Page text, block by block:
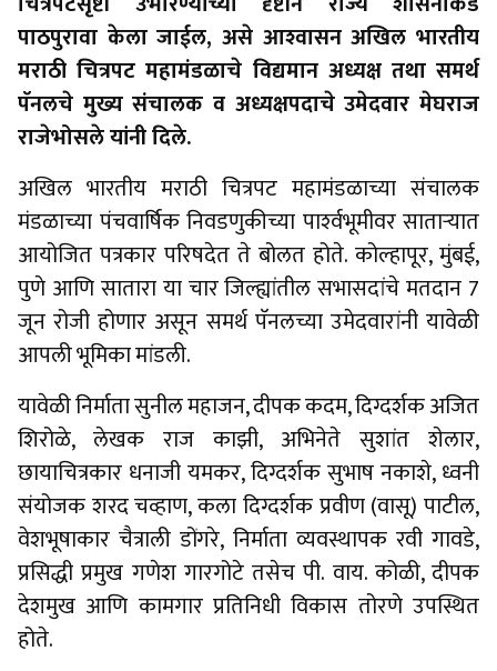
पाठपुरावा केला जाईल, असे आश्‍वासन अखिल भारतीय
मराठी चित्रपट महामंडळाचे विद्यमान अध्यक्ष तथा समर्थ
पॅनलचे मुख्य संचालक व अध्यक्षपदाचे उमेदवार मेघराज
राजेभोसले यांनी दिले.
अखिल भारतीय मराठी चित्रपट महामंडळाच्या संचालक
मंडळाच्या पंचवार्षिक निवडणुकीच्या पार्श्‍वभूमीवर सातार्‍यात
आयोजित पत्रकार परिषदेत ते बोलत होते. कोल्हापूर, मुंबई,
पुणे आणि सातारा या चार जिल्ह्यांतील सभासदांचे मतदान 7
जून रोजी होणार असून समर्थ पॅनलच्या उमेदवारांनी यावेळी
आपली भूमिका मांडली.
यावेळी निर्माता सुनील महाजन, दीपक कदम, दिग्दर्शक अजित
शिरोळे, लेखक राज काझी, अभिनेते सुशांत शेलार,
छायाचित्रकार धनाजी यमकर, दिग्दर्शक सुभाष नकाशे, ध्वनी
संयोजक शरद चव्हाण, कला दिग्दर्शक प्रवीण (वासू) पाटील,
वेशभूषाकार चैत्राली डोंगरे, निर्माता व्यवस्थापक रवी गावडे,
प्रसिद्धी प्रमुख गणेश गारगोटे तसेच पी. वाय. कोळी, दीपक
देशमुख आणि कामगार प्रतिनिधी विकास तोरणे उपस्थित
होते.